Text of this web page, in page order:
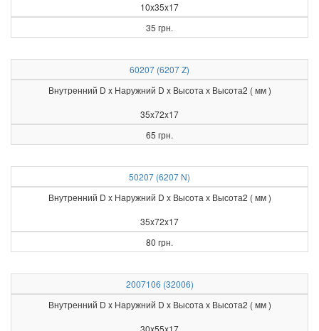
10x35x17
35 грн.
60207 (6207 Z)
Внутренний D x Наружний D x Высота х Высота2 ( мм )
35x72x17
65 грн.
50207 (6207 N)
Внутренний D x Наружний D x Высота х Высота2 ( мм )
35x72x17
80 грн.
2007106 (32006)
Внутренний D x Наружний D x Высота х Высота2 ( мм )
30x55x17